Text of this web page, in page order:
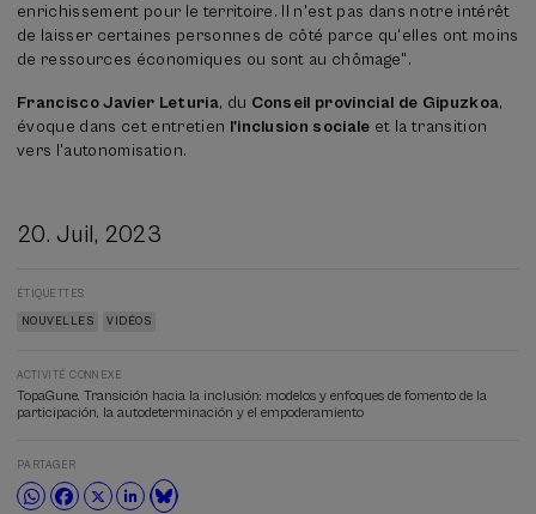
enrichissement pour le territoire. Il n'est pas dans notre intérêt
de laisser certaines personnes de côté parce qu'elles ont moins
de ressources économiques ou sont au chômage".
Francisco Javier Leturia, du Conseil provincial de Gipuzkoa,
évoque dans cet entretien l'inclusion sociale et la transition
vers l'autonomisation.
20. Juil, 2023
ÉTIQUETTES
NOUVELLES VIDÉOS
ACTIVITÉ CONNEXE
TopaGune. Transición hacia la inclusión: modelos y enfoques de fomento de la
participación, la autodeterminación y el empoderamiento
PARTAGER